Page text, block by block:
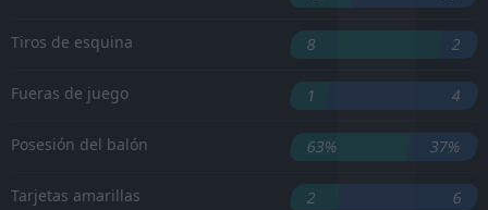
Tiros de esquina 8 2
Fueras de juego 1 4
Posesión del balón 63% 37%
Tarjetas amarillas 2 6